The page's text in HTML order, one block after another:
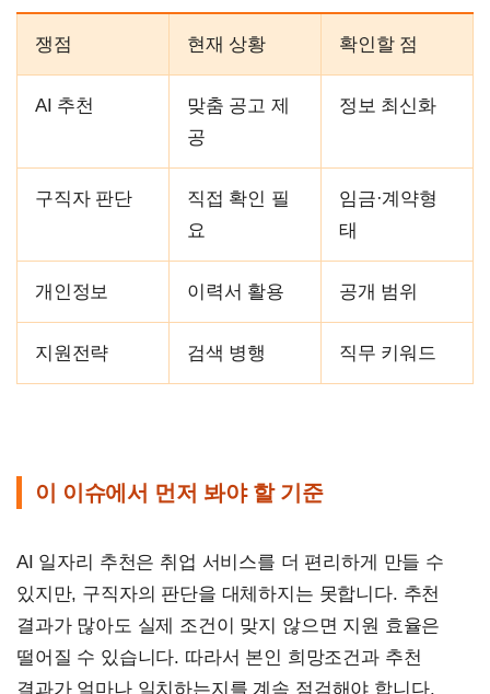
쟁점 현재 상황 확인할 점
AI 추천
맞춤 공고 제
공
정보 최신화
구직자 판단
직접 확인 필
요
임금·계약형
태
개인정보 이력서 활용 공개 범위
지원전략 검색 병행 직무 키워드
이 이슈에서 먼저 봐야 할 기준
AI 일자리 추천은 취업 서비스를 더 편리하게 만들 수
있지만, 구직자의 판단을 대체하지는 못합니다. 추천
결과가 많아도 실제 조건이 맞지 않으면 지원 효율은
떨어질 수 있습니다. 따라서 본인 희망조건과 추천
결과가 얼마나 일치하는지를 계속 점검해야 합니다.